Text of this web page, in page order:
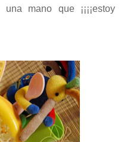
mano que ¡¡¡¡estoy